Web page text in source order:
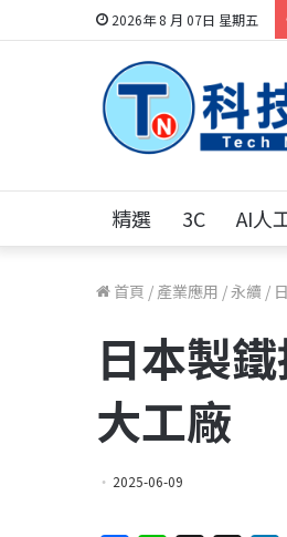
2026年 8 月 07日 星期五
精選 3C AI人
首頁 / 產業應用 /永續 /
日本製
大工廠
2025-06-09